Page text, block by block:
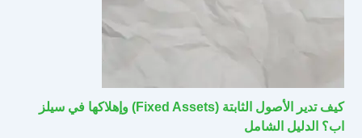
كيف تدير الأصول الثابتة (Fixed Assets) وإهلاكها في سيلز
اب؟ الدليل الشامل